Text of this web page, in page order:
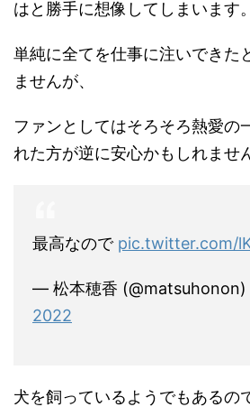
はと勝手に想像してしまいます。
単純に全てを仕事に注いできた
ませんが、
ファンとしてはそろそろ熱愛の
れた方が逆に安心かもしれませ
最高なので pic.twitter.com/
— 松本穂香 (@matsuhonon)
2022
犬を飼っているようでもあるの